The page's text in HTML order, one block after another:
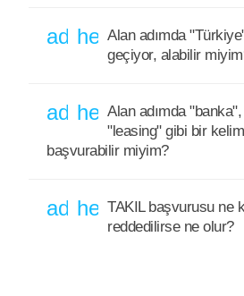
addhelp_outline
Alan adımda
geçiyor, alabilir
addhelp_outline
Alan adımda
"leasing" gibi bir
başvurabilir miyim?
addhelp_outline
TAKIL başvurusu ne
reddedilirse ne olur?